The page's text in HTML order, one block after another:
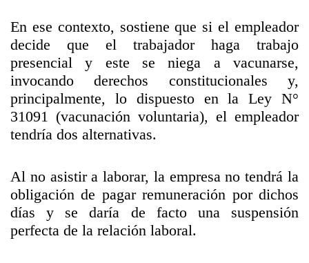
En ese contexto, sostiene que si el empleador
decide que el trabajador haga trabajo
presencial y este se niega a vacunarse,
invocando derechos constitucionales y,
principalmente, lo dispuesto en la Ley N°
31091 (vacunación voluntaria), el empleador
tendría dos alternativas.
Al no asistir a laborar, la empresa no tendrá la
obligación de pagar remuneración por dichos
días y se daría de facto una suspensión
perfecta de la relación laboral.